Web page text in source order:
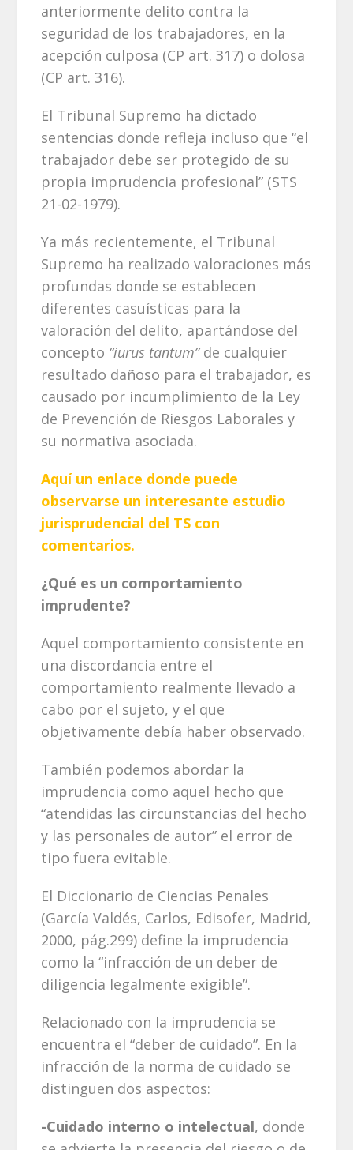
anteriormente delito contra la
seguridad de los trabajadores, en la
acepción culposa (CP art. 317) o dolosa
(CP art. 316).
El Tribunal Supremo ha dictado
sentencias donde refleja incluso que “el
trabajador debe ser protegido de su
propia imprudencia profesional” (STS
21-02-1979).
Ya más recientemente, el Tribunal
Supremo ha realizado valoraciones más
profundas donde se establecen
diferentes casuísticas para la
valoración del delito, apartándose del
concepto “iurus tantum”de cualquier
resultado dañoso para el trabajador, es
causado por incumplimiento de la Ley
de Prevención de Riesgos Laborales y
su normativa asociada.
Aquí un enlace donde puede
observarse un interesante estudio
jurisprudencial del TS con
comentarios.
¿Qué es un comportamiento
imprudente?
Aquel comportamiento consistente en
una discordancia entre el
comportamiento realmente llevado a
cabo por el sujeto, y el que
objetivamente debía haber observado.
También podemos abordar la
imprudencia como aquel hecho que
“atendidas las circunstancias del hecho
y las personales de autor” el error de
tipo fuera evitable.
El Diccionario de Ciencias Penales
(García Valdés, Carlos, Edisofer, Madrid,
2000, pág.299) define la imprudencia
como la “infracción de un deber de
diligencia legalmente exigible”.
Relacionado con la imprudencia se
encuentra el “deber de cuidado”. En la
infracción de la norma de cuidado se
distinguen dos aspectos:
-Cuidado interno o intelectual, donde